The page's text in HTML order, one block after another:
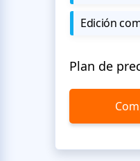
Edición
Plan de